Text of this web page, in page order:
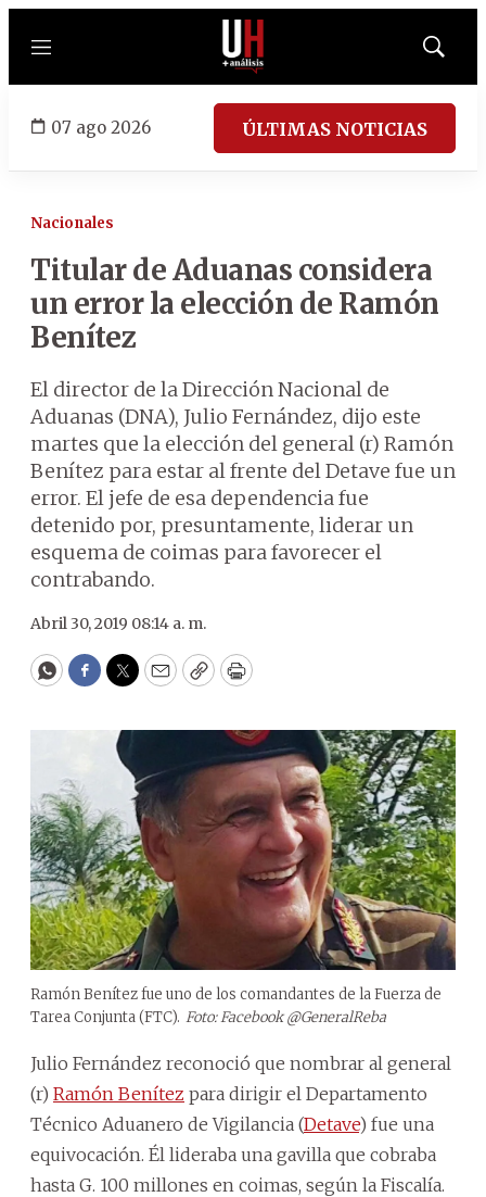
Menú
Mostrar
07 ago 2026 ÚLTIMAS NOTICIAS
Nacionales
Titular de Aduanas considera
un error la elección de Ramón
Benítez
El director de la Dirección Nacional de
Aduanas (DNA), Julio Fernández, dijo este
martes que la elección del general (r) Ramón
Benítez para estar al frente del Detave fue un
error. El jefe de esa dependencia fue
detenido por, presuntamente, liderar un
esquema de coimas para favorecer el
contrabando.
Abril 30, 2019 08:14 a. m.
WhatsApp
Facebook
Twitter
EmailCopyPrint
Ramón Benítez fue uno de los comandantes de la Fuerza de
Tarea Conjunta (FTC). Foto: Facebook @GeneralReba
Julio Fernández reconoció que nombrar al general
(r) Ramón Benítez para dirigir el Departamento
Técnico Aduanero de Vigilancia (Detave) fue una
equivocación. Él lideraba una gavilla que cobraba
hasta G. 100 millones en coimas, según la Fiscalía.